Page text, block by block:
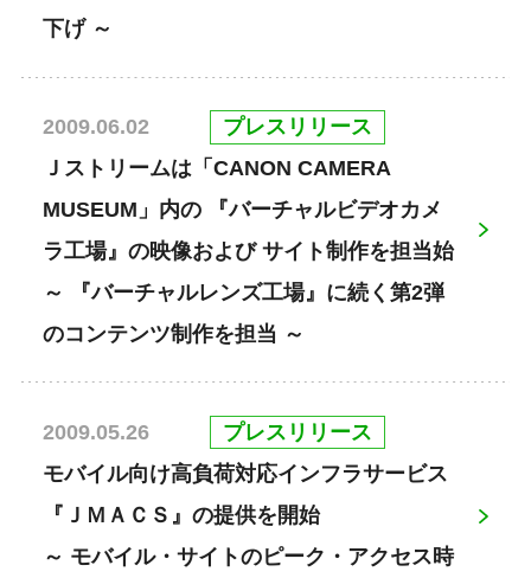
下げ ～
2009.06.02
プレスリリース
Ｊストリームは「CANON CAMERA
MUSEUM」内の 『バーチャルビデオカメ
ラ工場』の映像および サイト制作を担当始
～ 『バーチャルレンズ工場』に続く第2弾
のコンテンツ制作を担当 ～
2009.05.26
プレスリリース
モバイル向け高負荷対応インフラサービス
『ＪＭＡＣＳ』の提供を開始
～ モバイル・サイトのピーク・アクセス時